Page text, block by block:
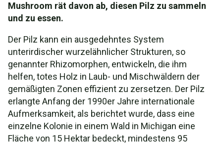
Mushroom rät davon ab, diesen Pilz zu sammeln
und zu essen.
Der Pilz kann ein ausgedehntes System
unterirdischer wurzelähnlicher Strukturen, so
genannter Rhizomorphen, entwickeln, die ihm
helfen, totes Holz in Laub- und Mischwäldern der
gemäßigten Zonen effizient zu zersetzen. Der Pilz
erlangte Anfang der 1990er Jahre internationale
Aufmerksamkeit, als berichtet wurde, dass eine
einzelne Kolonie in einem Wald in Michigan eine
Fläche von 15 Hektar bedeckt, mindestens 95